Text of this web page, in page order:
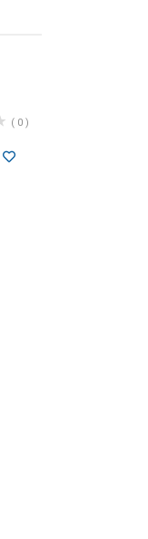
( 0 )